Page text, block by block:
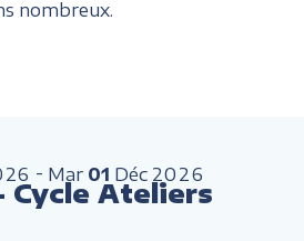
nombreux.
Mar 01 Déc 2026
Cycle Ateliers